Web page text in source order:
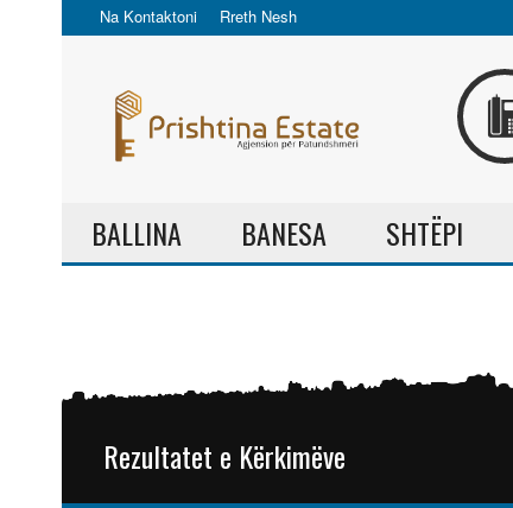
Na Kontaktoni Rreth Nesh
BALLINA BANESA SHTËPI
Rezultatet e Kërkimëve